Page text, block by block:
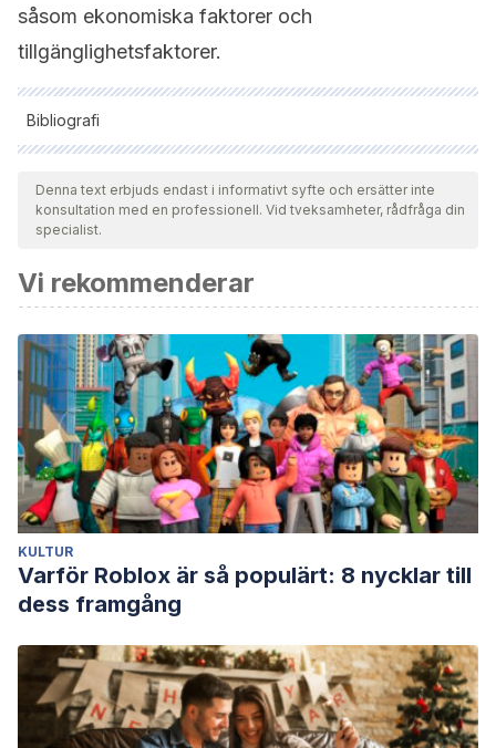
såsom ekonomiska faktorer och
tillgänglighetsfaktorer.
Bibliografi
Samtliga citerade källor har granskats noggrant av vårt team
för att säkerställa deras kvalitet, tillförlitlighet, aktualitet och
giltighet. Bibliografin för denna artikel ansågs vara tillförlitlig
confiabilidad y validez.Psicología: Tópicos de
actualidad, 85-108.
Muñiz, J. (Coord.) (1996). Psicometría. Madrid:
Universitas.
Cronbach, L. J. (1972). Fundamentos de la exploración
psicológica. Madrid: Biblioteca Nueva.
Denna text erbjuds endast i informativt syfte och ersätter inte
konsultation med en professionell. Vid tveksamheter, rådfråga din
specialist.
Vi rekommenderar
KULTUR
Varför Roblox är så populärt: 8 nycklar till
dess framgång